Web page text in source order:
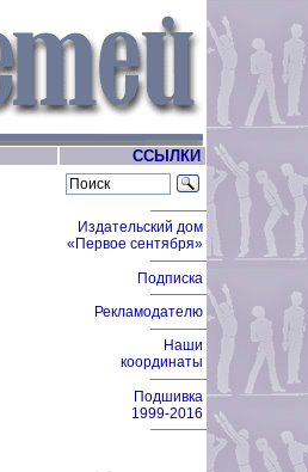
ССЫЛКИ
Издательский дом
«Первое сентября»
Подписка
Рекламодателю
Наши
координаты
Подшивка
1999-2016